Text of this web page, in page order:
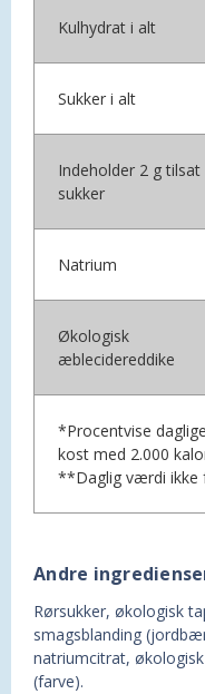
Kulhydrat i alt
Sukker i alt
Indeholder 2 g tilsat
sukker
Natrium
Økologisk
æblecidereddike
*Procentvise
kost med 2.000
**Daglig værdi ikke
Andre
Rørsukker, økologisk
smagsblanding
natriumcitrat,
(farve).